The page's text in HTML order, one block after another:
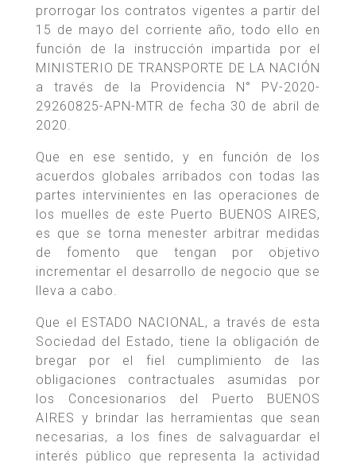
prorrogar los contratos vigentes a partir del
15 de mayo del corriente año, todo ello en
función de la instrucción impartida por el
MINISTERIO DE TRANSPORTE DE LA NACIÓN
a través de la Providencia N° PV-2020-
29260825-APN-MTR de fecha 30 de abril de
2020.
Que en ese sentido, y en función de los
acuerdos globales arribados con todas las
partes intervinientes en las operaciones de
los muelles de este Puerto BUENOS AIRES,
es que se torna menester arbitrar medidas
de fomento que tengan por objetivo
incrementar el desarrollo de negocio que se
lleva a cabo.
Que el ESTADO NACIONAL, a través de esta
Sociedad del Estado, tiene la obligación de
bregar por el fiel cumplimiento de las
obligaciones contractuales asumidas por
los Concesionarios del Puerto BUENOS
AIRES y brindar las herramientas que sean
necesarias, a los fines de salvaguardar el
interés público que representa la actividad